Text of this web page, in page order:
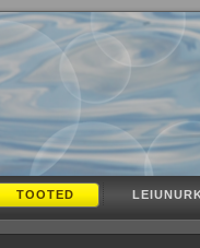
TOOTED